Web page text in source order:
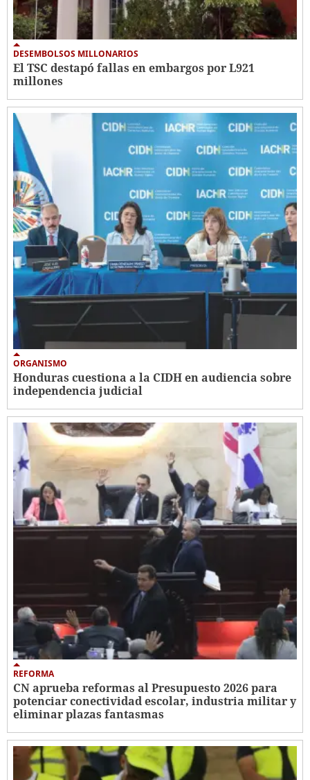
DESEMBOLSOS MILLONARIOS
El TSC destapó fallas en embargos por L921
millones
ORGANISMO
Honduras cuestiona a la CIDH en audiencia sobre
independencia judicial
REFORMA
CN aprueba reformas al Presupuesto 2026 para
potenciar conectividad escolar, industria militar y
eliminar plazas fantasmas